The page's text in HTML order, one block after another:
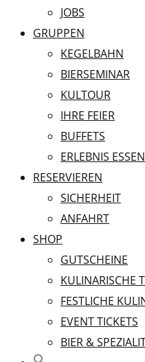
JOBS
GRUPPEN
KEGELBAHN
BIERSEMINAR
KULTOUR
IHRE FEIER
BUFFETS
ERLEBNIS ESSEN
RESERVIEREN
SICHERHEIT
ANFAHRT
SHOP
GUTSCHEINE
KULINARISCHE
FESTLICHE
EVENT TICKETS
BIER &